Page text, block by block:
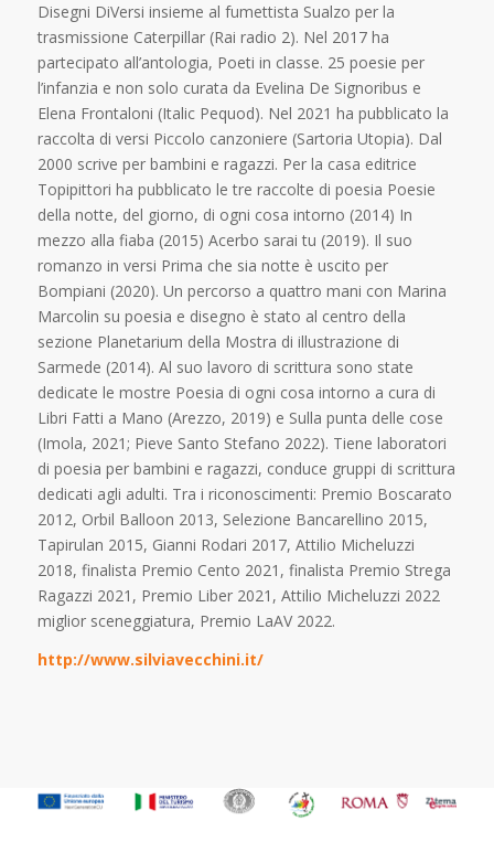
Disegni DiVersi insieme al fumettista Sualzo per la
trasmissione Caterpillar (Rai radio 2). Nel 2017 ha
partecipato all’antologia, Poeti in classe. 25 poesie per
l’infanzia e non solo curata da Evelina De Signoribus e
Elena Frontaloni (Italic Pequod). Nel 2021 ha pubblicato la
raccolta di versi Piccolo canzoniere (Sartoria Utopia). Dal
2000 scrive per bambini e ragazzi. Per la casa editrice
Topipittori ha pubblicato le tre raccolte di poesia Poesie
della notte, del giorno, di ogni cosa intorno (2014) In
mezzo alla fiaba (2015) Acerbo sarai tu (2019). Il suo
romanzo in versi Prima che sia notte è uscito per
Bompiani (2020). Un percorso a quattro mani con Marina
Marcolin su poesia e disegno è stato al centro della
sezione Planetarium della Mostra di illustrazione di
Sarmede (2014). Al suo lavoro di scrittura sono state
dedicate le mostre Poesia di ogni cosa intorno a cura di
Libri Fatti a Mano (Arezzo, 2019) e Sulla punta delle cose
(Imola, 2021; Pieve Santo Stefano 2022). Tiene laboratori
di poesia per bambini e ragazzi, conduce gruppi di scrittura
dedicati agli adulti. Tra i riconoscimenti: Premio Boscarato
2012, Orbil Balloon 2013, Selezione Bancarellino 2015,
Tapirulan 2015, Gianni Rodari 2017, Attilio Micheluzzi
2018, finalista Premio Cento 2021, finalista Premio Strega
Ragazzi 2021, Premio Liber 2021, Attilio Micheluzzi 2022
miglior sceneggiatura, Premio LaAV 2022.
http://www.silviavecchini.it/